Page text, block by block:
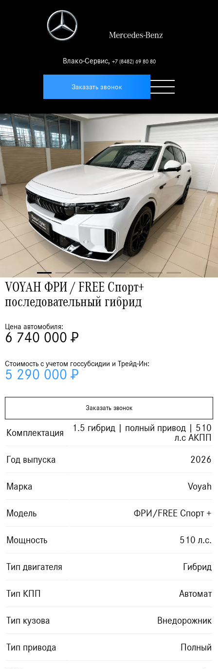
Влако-Сервис, +7 (8482) 69 80 80
Заказать звонок
VOYAH ФРИ / FREE Спорт+
последовательный гибрид
Комплектация
1.5 гибрид | полный привод | 510
л.с АКПП
Год выпуска 2026
Марка Voyah
Модель ФРИ/FREE Спорт +
Мощность 510 л.с.
Тип двигателя Гибрид
Тип КПП Автомат
Тип кузова Внедорожник
Тип привода Полный
Цена автомобиля:
6 740 000 ₽
Стоимость с учетом госсубсидии и Трейд-Ин:
5 290 000 ₽
Заказать звонок